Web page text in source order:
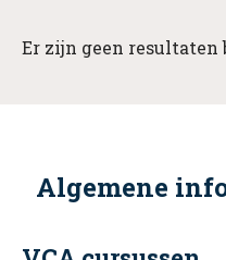
Er zijn geen resultaten
Algemene